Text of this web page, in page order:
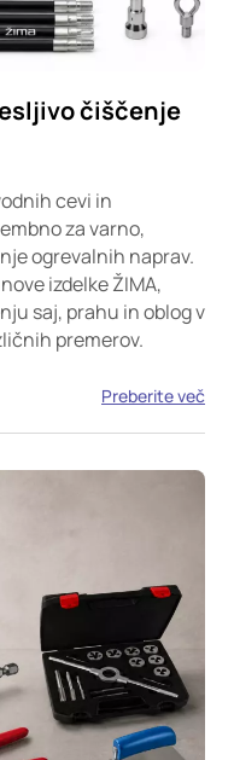
čiščenje
cevi in
za varno,
ogrevalnih naprav.
izdelke ŽIMA,
saj, prahu in oblog v
premerov.
Preberite več